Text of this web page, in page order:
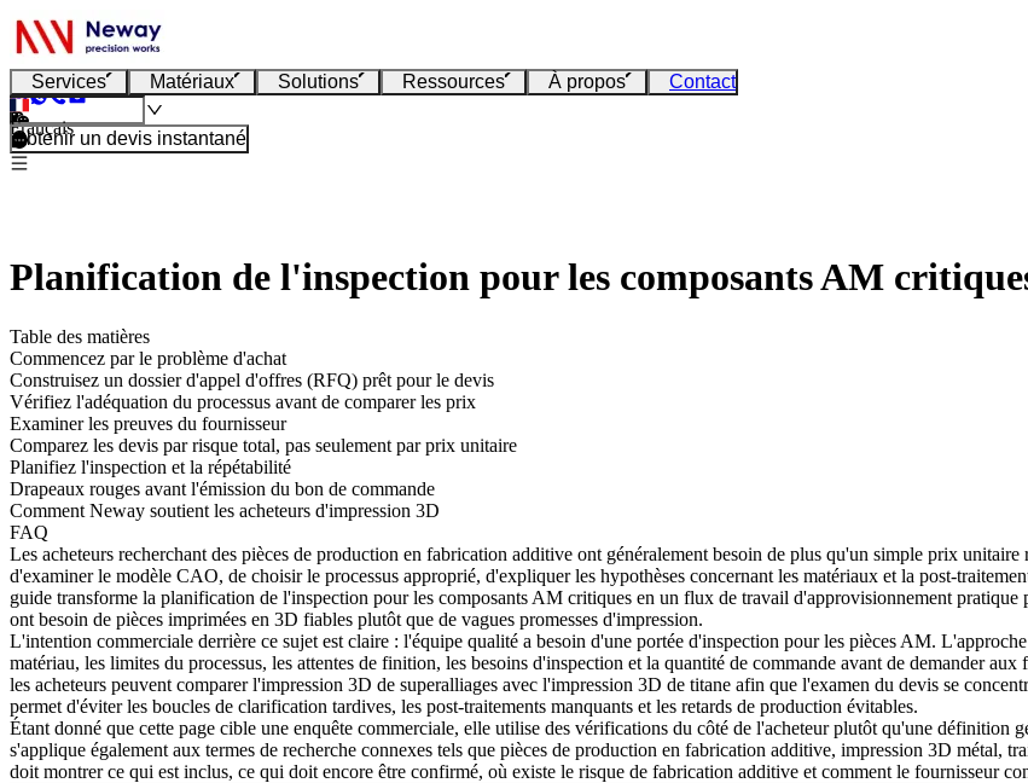
Services Matériaux Solutions Ressources À propos Contact
Français
Obtenir un devis instantané
Planification de l'inspection pour les composants AM
Table des matières
Commencez par le problème d'achat
Construisez un dossier d'appel d'offres (RFQ) prêt pour le devis
Vérifiez l'adéquation du processus avant de comparer les prix
Examiner les preuves du fournisseur
Comparez les devis par risque total, pas seulement par prix unitaire
Planifiez l'inspection et la répétabilité
Drapeaux rouges avant l'émission du bon de commande
Comment Neway soutient les acheteurs d'impression 3D
FAQ
Les acheteurs recherchant des pièces de production en fabrication additive ont généralement besoin de plus qu'un simple prix
d'examiner le modèle CAO, de choisir le processus approprié, d'expliquer les hypothèses concernant les matériaux et la post-
guide transforme la planification de l'inspection pour les composants AM critiques en un flux de travail d'approvisionnement pratique
ont besoin de pièces imprimées en 3D fiables plutôt que de vagues promesses d'impression.
L'intention commerciale derrière ce sujet est claire : l'équipe qualité a besoin d'une portée d'inspection pour les pièces AM.
matériau, les limites du processus, les attentes de finition, les besoins d'inspection et la quantité de commande avant de demander
les acheteurs peuvent comparer l'impression 3D de superalliages avec l'impression 3D de titane afin que l'examen du devis se
permet d'éviter les boucles de clarification tardives, les post-traitements manquants et les retards de production évitables.
Étant donné que cette page cible une enquête commerciale, elle utilise des vérifications du côté de l'acheteur plutôt qu'une
s'applique également aux termes de recherche connexes tels que pièces de production en fabrication additive, impression 3D métal,
doit montrer ce qui est inclus, ce qui doit encore être confirmé, où existe le risque de fabrication additive et comment le fournisseur